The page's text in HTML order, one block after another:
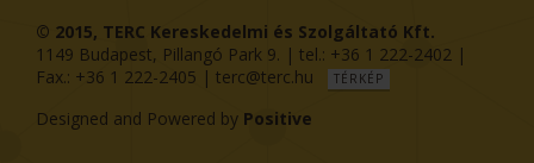
© 2015, TERC Kereskedelmi és Szolgáltató Kft.
1149 Budapest, Pillangó Park 9. | tel.: +36 1 222-2402 |
Fax.: +36 1 222-2405 | terc@terc.hu TÉRKÉP
Designed and Powered by Positive